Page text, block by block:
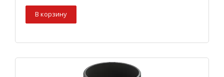
В корзину